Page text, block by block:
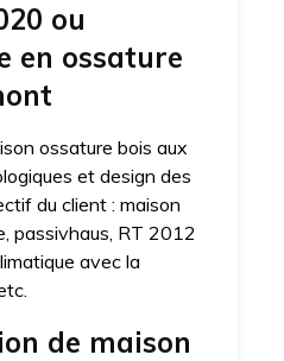
ou
en ossature
ossature bois aux
et design des
du client : maison
passivhaus, RT 2012
avec la
de maison